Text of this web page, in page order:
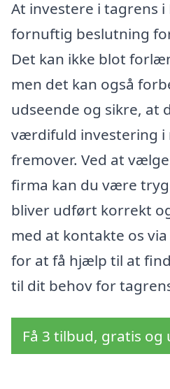
At investere i tagrens i
fornuftig beslutning
Det kan ikke blot
men det kan også
udseende og sikre, at
værdifuld investering i
fremover. Ved at
firma kan du være
bliver udført korrekt
med at kontakte os
for at få hjælp til at
til dit behov for
Få 3 tilbud, gratis